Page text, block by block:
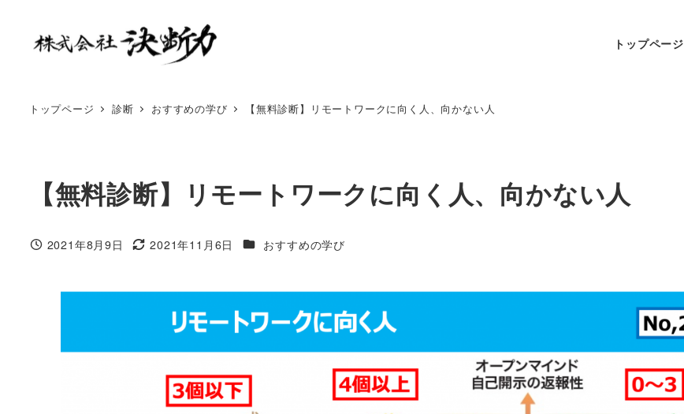
トップページ
トップページ 診断 おすすめの学び 【無料診断】リモートワークに向く人、向かない人
【無料診断】リモートワークに向く人、向かない人
2021年8月9日 2021年11月6日 おすすめの学び